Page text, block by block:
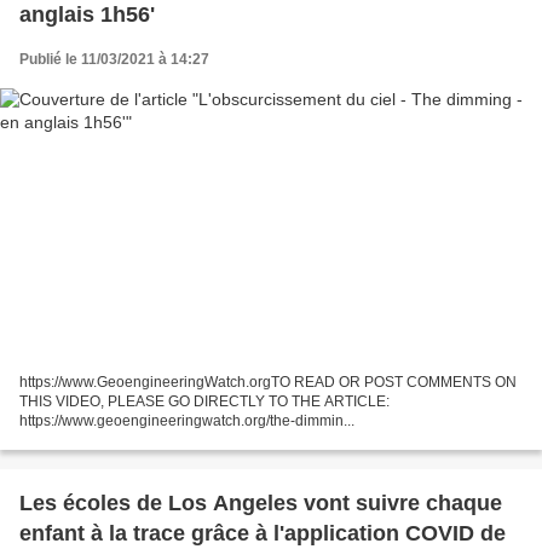
anglais 1h56'
Publié le 11/03/2021 à 14:27
https://www.GeoengineeringWatch.orgTO READ OR POST COMMENTS ON
THIS VIDEO, PLEASE GO DIRECTLY TO THE ARTICLE:
https://www.geoengineeringwatch.org/the-dimmin...
Les écoles de Los Angeles vont suivre chaque
enfant à la trace grâce à l'application COVID de